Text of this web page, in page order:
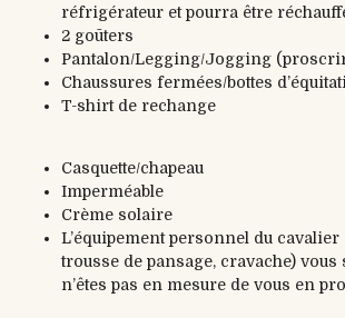
réfrigérateur et pourra être
2 goūters
Pantalon/Legging/Jogging
Chaussures fermées/bottes
T-shirt de rechange
Casquette/chapeau
Imperméable
Crème solaire
L’équipement personnel du cavalier
trousse de pansage, cravache) vous
n’êtes pas en mesure de vous en